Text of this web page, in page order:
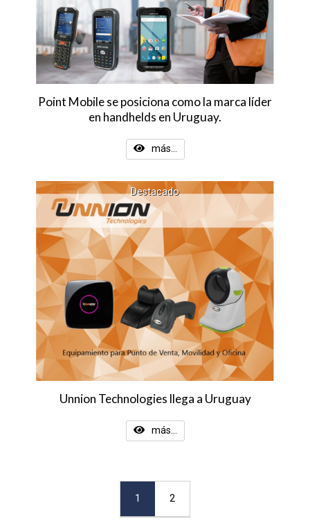
Point Mobile se posiciona como la marca líder
en handhelds en Uruguay.
más...
Destacado
Unnion Technologies llega a Uruguay
más...
1 2